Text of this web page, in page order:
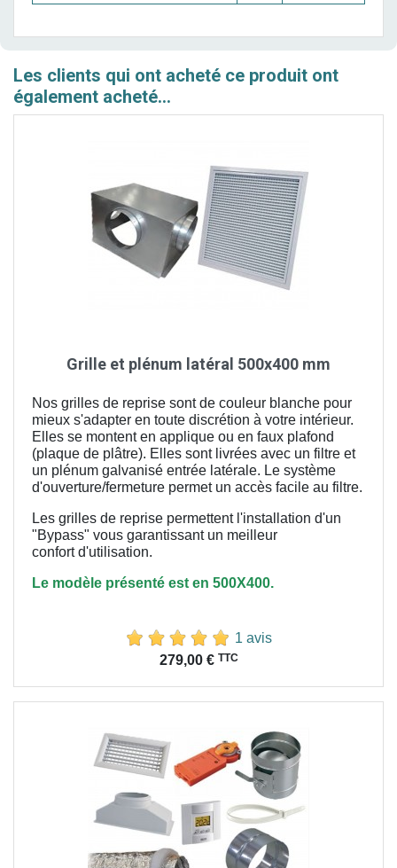
Les clients qui ont acheté ce produit ont
également acheté...
Grille et plénum latéral 500x400 mm
Nos grilles de reprise sont de couleur blanche pour
mieux s'adapter en toute discrétion à votre intérieur.
Elles se montent en applique ou en faux plafond
(plaque de plâtre). Elles sont livrées avec un filtre et
un plénum galvanisé entrée latérale. Le système
d'ouverture/fermeture permet un accès facile au filtre.
Les grilles de reprise permettent l'installation d'un
"Bypass" vous garantissant un meilleur
confortd'utilisation.
Le modèle présenté est en 500X400.
1 avis
279,00 € TTC